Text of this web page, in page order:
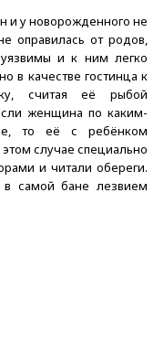
и у новорожденного не
оправилась от родов,
и к ним легко
в качестве гостинца к
считая её рыбой
женщина по каким-
то её с ребёнком
случае специально
и читали обереги.
в самой бане лезвием